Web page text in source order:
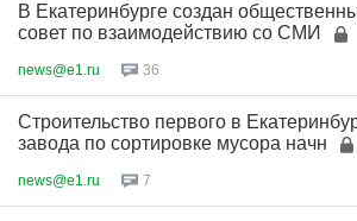
В Екатеринбурге создан
совет по взаимодействию со СМИ
news@e1.ru 36
Строительство первого в
завода по сортировке мусора начн
news@e1.ru 7